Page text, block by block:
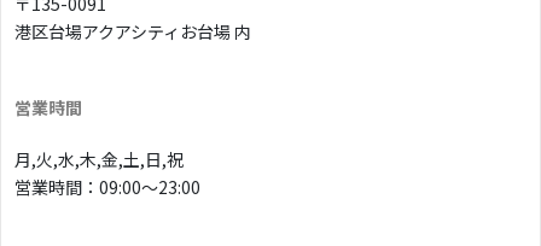
港区台場アクアシティお台場 内
営業時間
月,火,水,木,金,土,日,祝
営業時間：09:00〜23:00